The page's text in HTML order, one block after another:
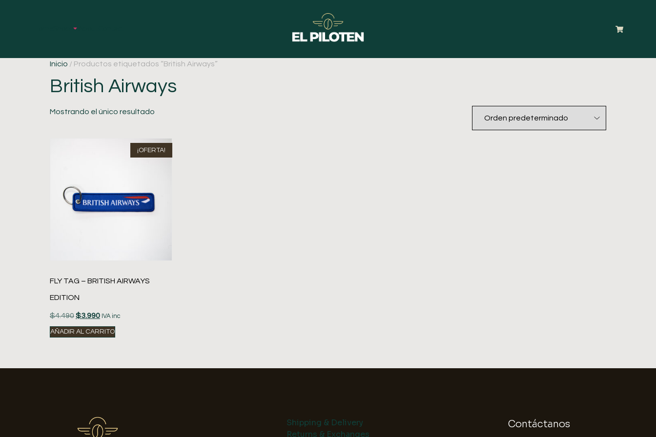
Inicio / Productos etiquetados “British Airways”
British Airways
Mostrando el único resultado
¡OFERTA!
FLY TAG – BRITISH AIRWAYS
EDITION
$4.490$3.990 IVA inc
AÑADIR AL CARRITO
Shipping & Delivery
Returns & Exchanges
Contáctanos